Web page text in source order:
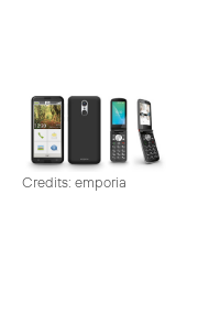
Credits: emporia